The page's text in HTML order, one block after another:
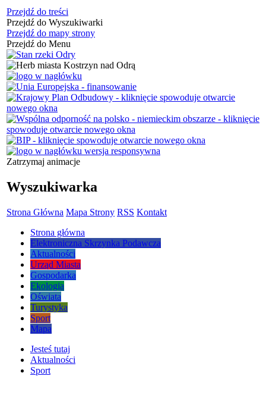
Przejdź do treści
Przejdź do Wyszukiwarki
Przejdź do mapy strony
Przejdź do Menu
Zatrzymaj animacje
Wyszukiwarka
Strona Główna Mapa Strony RSS Kontakt
Strona główna
Elektroniczna Skrzynka Podawcza
Aktualności
Urząd Miasta
Gospodarka
Ekologia
Oświata
Turystyka
Sport
Mapa
Jesteś tutaj
Aktualności
Sport